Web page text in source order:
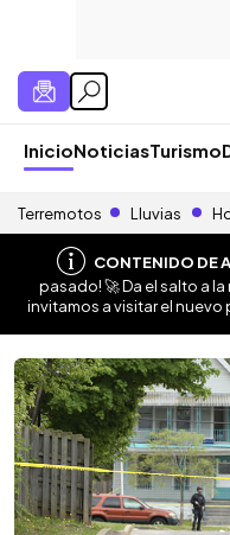
InicioNoticiasTurismo
Terremotos Lluvias
CONTENIDO DE
pasado! 🚀 Da el salto a
invitamos a visitar el